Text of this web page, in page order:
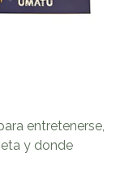
entretenerse,
y donde